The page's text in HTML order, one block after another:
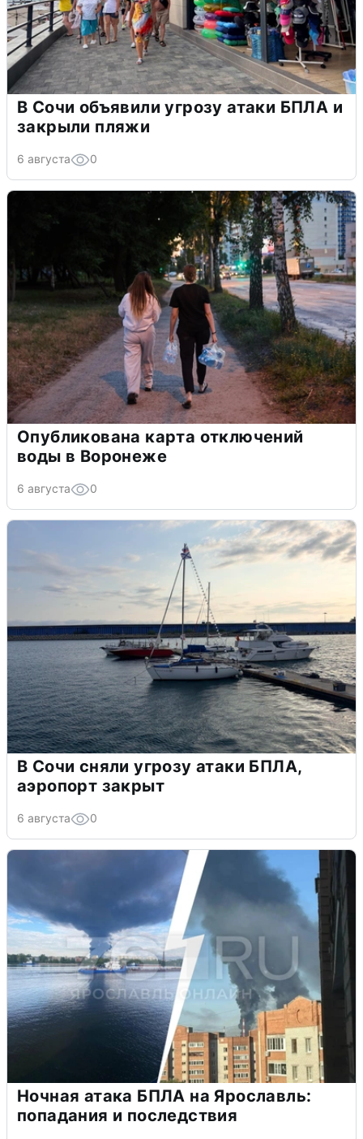
В Сочи объявили угрозу атаки БПЛА и
закрыли пляжи
6 августа 0
Опубликована карта отключений
воды в Воронеже
6 августа 0
В Сочи сняли угрозу атаки БПЛА,
аэропорт закрыт
6 августа 0
Ночная атака БПЛА на Ярославль:
попадания и последствия